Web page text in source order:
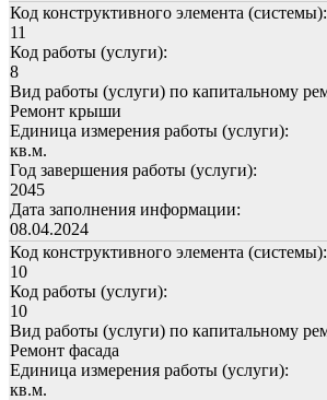
Код конструктивного элемента (системы):
11
Код работы (услуги):
8
Вид работы (услуги) по капитальному
Ремонт крыши
Единица измерения работы (услуги):
кв.м.
Год завершения работы (услуги):
2045
Дата заполнения информации:
08.04.2024
Код конструктивного элемента (системы):
10
Код работы (услуги):
10
Вид работы (услуги) по капитальному
Ремонт фасада
Единица измерения работы (услуги):
кв.м.